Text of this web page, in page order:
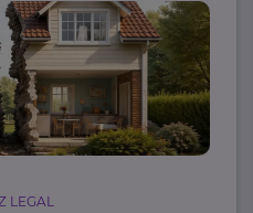
LEGAL